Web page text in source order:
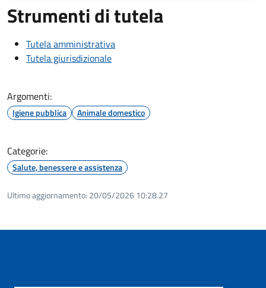
Strumenti di tutela
Tutela amministrativa
Tutela giurisdizionale
Argomenti:
Igiene pubblica Animale domestico
Categorie:
Salute, benessere e assistenza
Ultimo aggiornamento: 20/05/2026 10:28.27